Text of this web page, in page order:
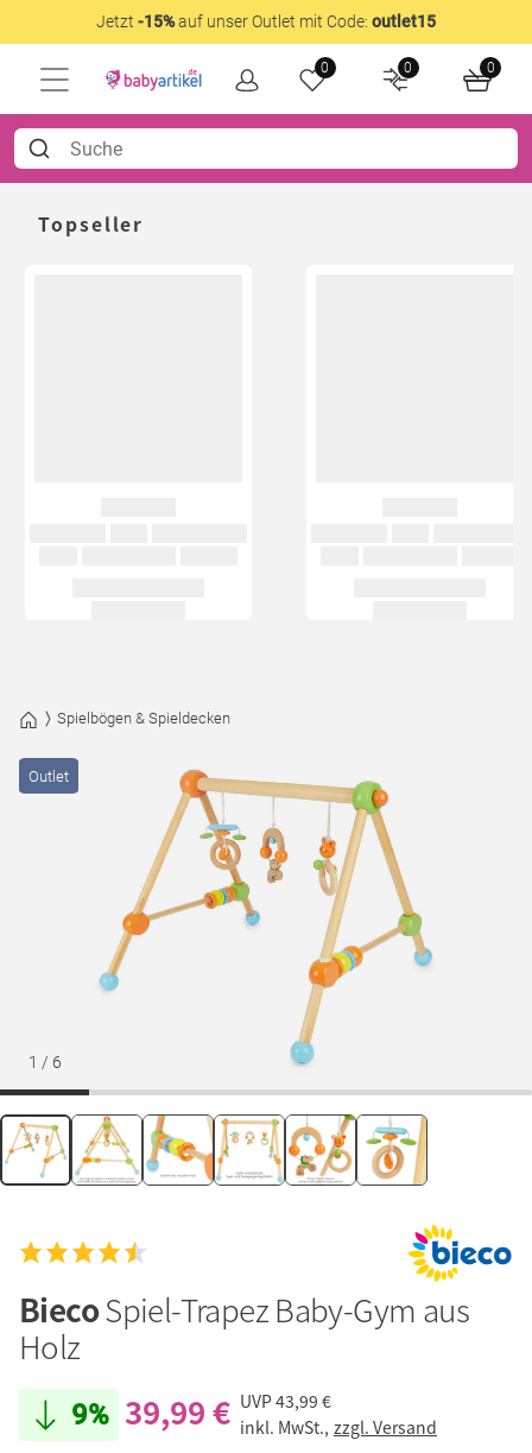
Jetzt -15%auf unser Outlet mit Code: outlet15
0 0 0
Topseller
Spielbögen & Spieldecken
1 / 6
Outlet
BiecoSpiel-Trapez Baby-Gym aus
Holz
9% 39,99 € UVP43,99 €
inkl. MwSt., zzgl. Versand